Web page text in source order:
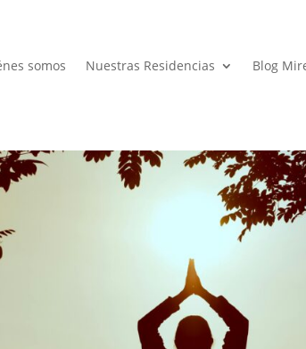
somos Nuestras Residencias Blog